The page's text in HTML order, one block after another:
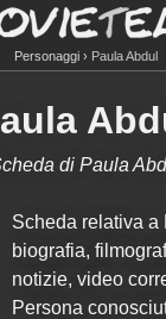
Personaggi Paula Abdul
di Paula
Scheda relativa a
biografia,
notizie, video
Persona